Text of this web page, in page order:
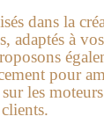
dans la
adaptés à
pour
les